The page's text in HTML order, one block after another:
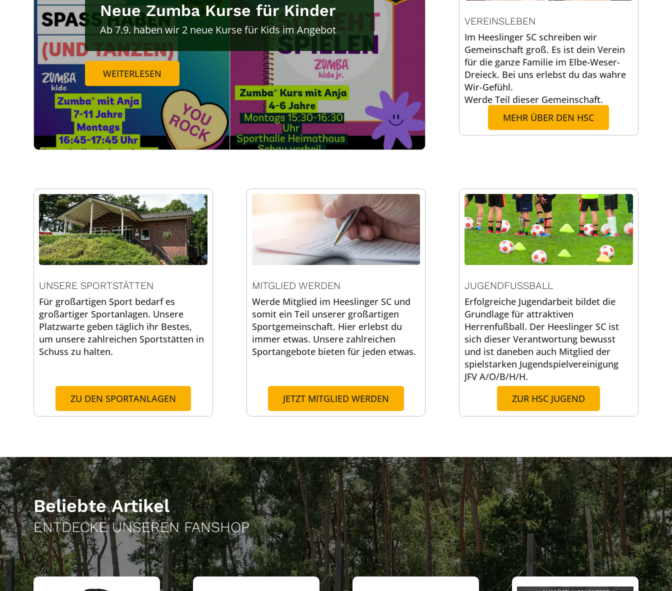
Neue Zumba Kurse für Kinder
Ab 7.9. haben wir 2 neue Kurse für Kids im Angebot
WEITERLESEN
VEREINSLEBEN
Im Heeslinger SC schreiben wir
Gemeinschaft groß. Es ist dein Verein
für die ganze Familie im Elbe-Weser-
Dreieck. Bei uns erlebst du das wahre
Wir-Gefühl.
Werde Teil dieser Gemeinschaft.
MEHR ÜBER DEN HSC
UNSERE SPORTSTÄTTEN
Für großartigen Sport bedarf es
großartiger Sportanlagen. Unsere
Platzwarte geben täglich ihr Bestes,
um unsere zahlreichen Sportstätten in
Schuss zu halten.
ZU DEN SPORTANLAGEN
MITGLIED WERDEN
Werde Mitglied im Heeslinger SC und
somit ein Teil unserer großartigen
Sportgemeinschaft. Hier erlebst du
immer etwas. Unsere zahlreichen
Sportangebote bieten für jeden etwas.
JETZT MITGLIED WERDEN
JUGENDFUSSBALL
Erfolgreiche Jugendarbeit bildet die
Grundlage für attraktiven
Herrenfußball. Der Heeslinger SC ist
sich dieser Verantwortung bewusst
und ist daneben auch Mitglied der
spielstarken Jugendspielvereinigung
JFV A/O/B/H/H.
ZUR HSC JUGEND
Beliebte Artikel
ENTDECKE UNSEREN FANSHOP